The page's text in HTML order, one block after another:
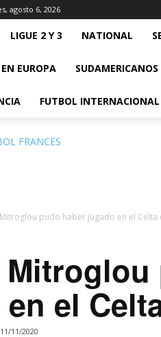
agosto 6, 2026
LIGUE 2 Y 3 NATIONAL
EN EUROPA
FUTBOL INTERNACIONAL
pudo haber jugado en el Celta
el
11/11/2020